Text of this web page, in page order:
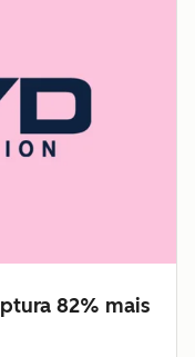
82% mais